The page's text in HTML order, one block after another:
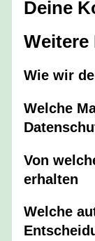
Deine
Wie wir
Welche
Von
erhalten
Welche